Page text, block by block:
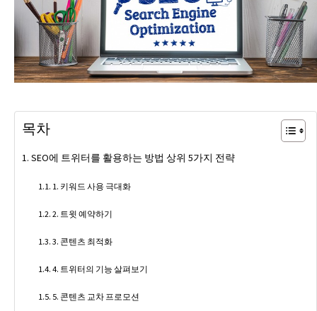
목차
SEO에 트위터를 활용하는 방법 상위 5가지 전략
1. 키워드 사용 극대화
2. 트윗 예약하기
3. 콘텐츠 최적화
4. 트위터의 기능 살펴보기
5. 콘텐츠 교차 프로모션